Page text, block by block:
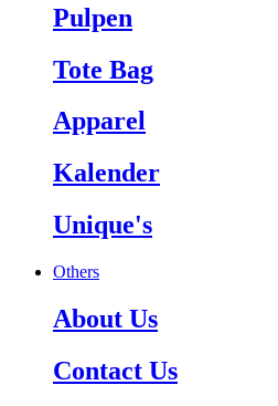
Pulpen
Tote Bag
Apparel
Kalender
Unique's
Others
About Us
Contact Us